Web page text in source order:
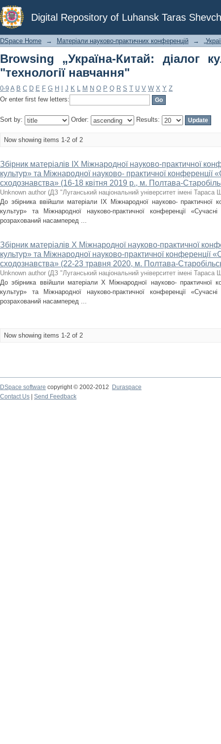
Digital Repository of Luhansk Taras
Browsing „Україна-Китай: діалог
DSpace Home → Матеріали науково-практичних конференцій →
Browsing „Україна-Китай: діалог
"технології навчання"
0-9 A B C D E F G H J K L M N O P Q R S T U V W X Y Z
Or enter first few letters:
Sort by: Order: Results:
Now showing items 1-2 of 2
Збірник матеріалів IX Міжнародної науково-практичної
культур» та Міжнародної науково- практичної конференції
сходознавства» (16-18 квітня 2019 р., м. Полтава-
Unknown author (ДЗ "Луганський національний університет імені Тараса
До збірника ввійшли матеріали IX Міжнародної науково- практичної
культур» та Міжнародної науково-практичної конференції
розрахований насамперед ...
Збірник матеріалів X Міжнародної науково-практичної
культур» та Міжнародної науково-практичної конференції
сходознавства» (22-23 травня 2020, м. Полтава-
Unknown author (ДЗ "Луганський національний університет імені Тараса
До збірника ввійшли матеріали X Міжнародної науково- практичної
культур» та Міжнародної науково-практичної конференції
розрахований насамперед ...
Now showing items 1-2 of 2
DSpace software copyright © 2002-2012
Duraspace
Contact Us
Send Feedback